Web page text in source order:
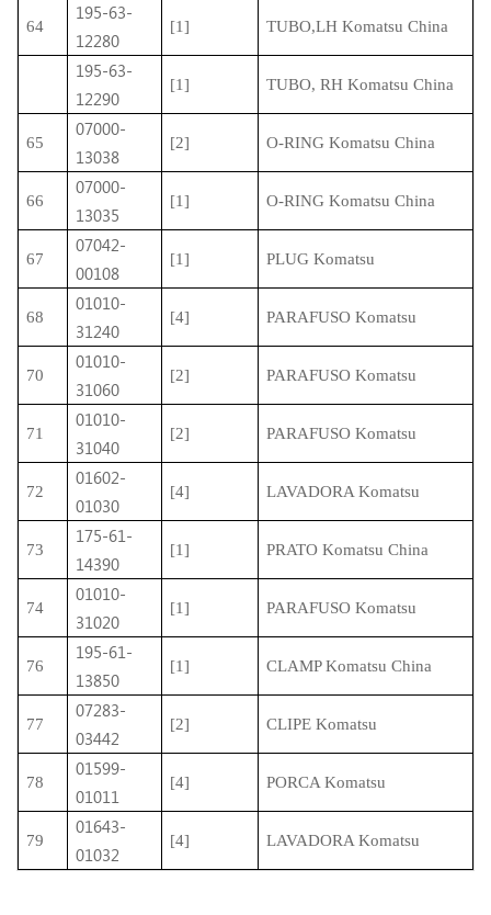
64
195-63-
12280
[1] TUBO,LH Komatsu China
195-63-
12290
[1] TUBO, RH Komatsu China
65
07000-
13038
[2] O-RING Komatsu China
66
07000-
13035
[1] O-RING Komatsu China
67
07042-
00108
[1] PLUG Komatsu
68
01010-
31240
[4] PARAFUSO Komatsu
70
01010-
31060
[2] PARAFUSO Komatsu
71
01010-
31040
[2] PARAFUSO Komatsu
72
01602-
01030
[4] LAVADORA Komatsu
73
175-61-
14390
[1] PRATO Komatsu China
74
01010-
31020
[1] PARAFUSO Komatsu
76
195-61-
13850
[1] CLAMP Komatsu China
77
07283-
03442
[2] CLIPE Komatsu
78
01599-
01011
[4] PORCA Komatsu
79
01643-
01032
[4] LAVADORA Komatsu